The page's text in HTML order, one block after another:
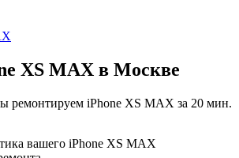
XS MAX в Москве
ремонтируем iPhone XS MAX за 20 мин.
вашего iPhone XS MAX